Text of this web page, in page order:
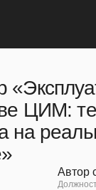
ЦИМ:
на
Автор